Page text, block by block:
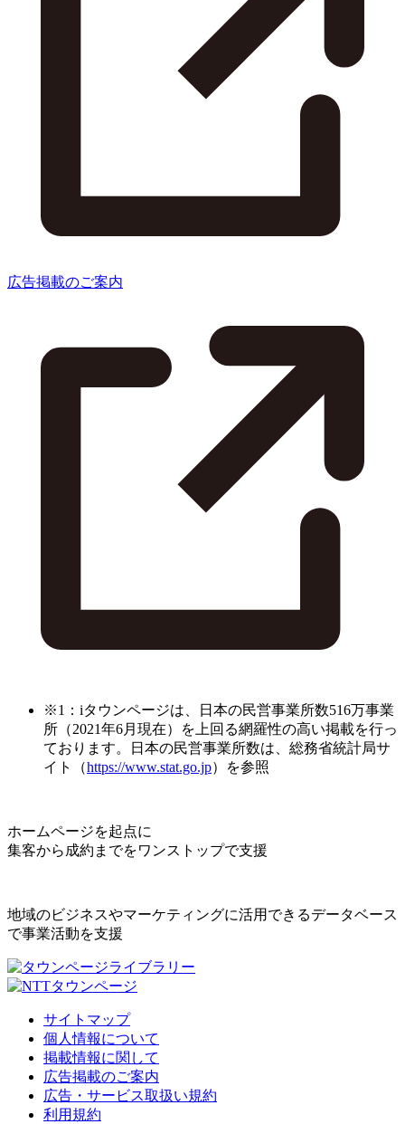
広告掲載のご案内
※1：iタウンページは、日本の民営事業所数516万事業
所（2021年6月現在）を上回る網羅性の高い掲載を行っ
ております。日本の民営事業所数は、総務省統計局サ
イト（https://www.stat.go.jp）を参照
ホームページを起点に
集客から成約までをワンストップで支援
地域のビジネスやマーケティングに活用できるデータベース
で事業活動を支援
サイトマップ
個人情報について
掲載情報に関して
広告掲載のご案内
広告・サービス取扱い規約
利用規約